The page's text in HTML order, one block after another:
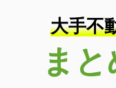
大手不
まと